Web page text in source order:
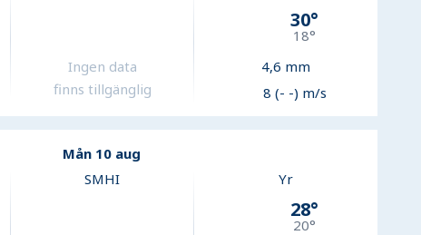
Ingen data
finns tillgänglig
30°
18°
4,6 mm
8 (- -) m/s
Mån 10 aug
SMHI Yr
28°
20°